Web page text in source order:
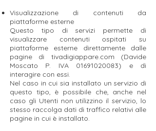
Visualizzazione di contenuti da
piattaforme esterne
Questo tipo di servizi permette di
visualizzare contenuti ospitati su
piattaforme esterne direttamente dalle
pagine di tivadigiappare.com (Davide
Moscato P. IVA 01691020083) e di
interagire con essi.
Nel caso in cui sia installato un servizio di
questo tipo, è possibile che, anche nel
caso gli Utenti non utilizzino il servizio, lo
stesso raccolga dati di traffico relativi alle
pagine in cui è installato.